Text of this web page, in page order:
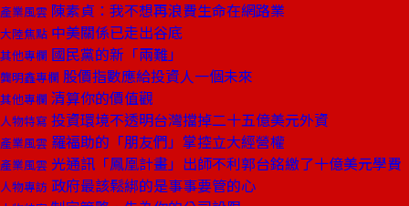
產業風雲 陳素貞：我不想再浪費生命在網路業
大陸焦點 中美關係已走出谷底
其他專欄 國民黨的新「兩難」
龔明鑫專欄 股價指數應給投資人一個未來
其他專欄 清算你的價值觀
人物特寫 投資環境不透明台灣擋掉二十五億美元外資
產業風雲 羅福助的「朋友們」掌控立大經營權
產業風雲 光通訊「鳳凰計畫」出師不利郭台銘繳了十億美元學費
人物專訪 政府最該鬆綁的是事事要管的心